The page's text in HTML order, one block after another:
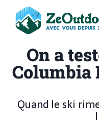
On a
Columbia
Quand le ski